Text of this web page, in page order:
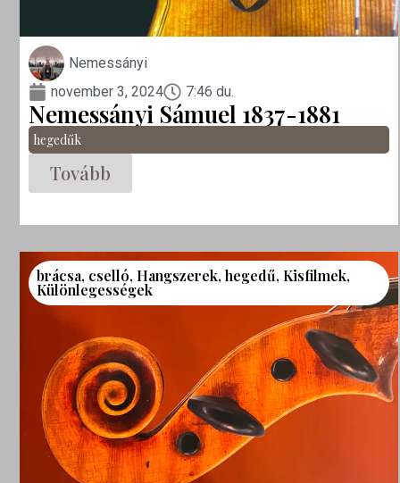
Nemessányi
november 3, 2024
7:46 du.
Nemessányi Sámuel 1837-1881
hegedűk
Tovább
brácsa, cselló, Hangszerek,hegedű, Kisfilmek,
Különlegességek